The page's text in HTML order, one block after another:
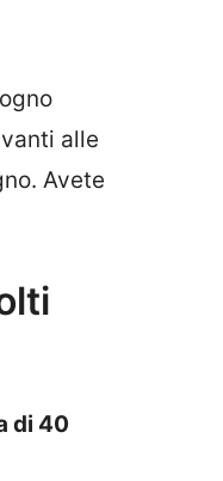
alle
Avete
di 40